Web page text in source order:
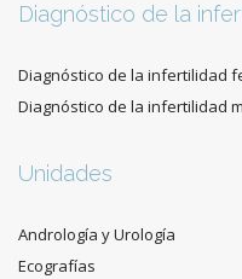
Diagnóstico de la
Diagnóstico de la infertilidad
Diagnóstico de la infertilidad
Unidades
Andrología y Urología
Ecografías